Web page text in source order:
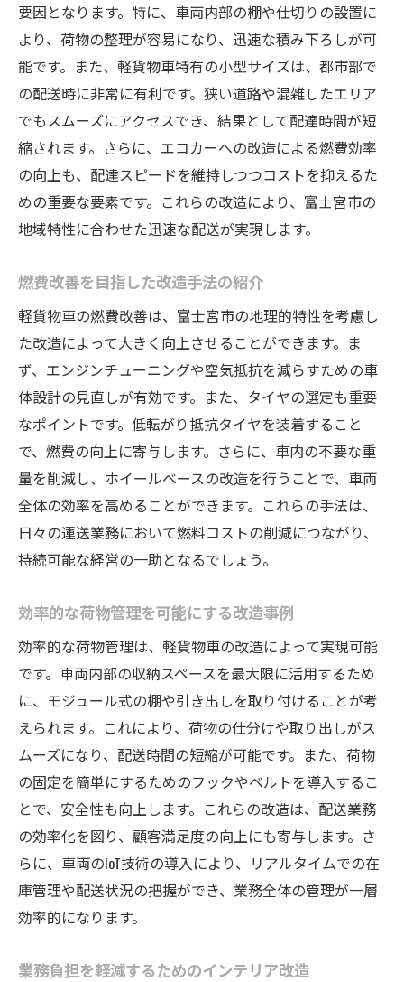
要因となります。特に、車両内部の棚や仕切りの設置に
より、荷物の整理が容易になり、迅速な積み下ろしが可
能です。また、軽貨物車特有の小型サイズは、都市部で
の配送時に非常に有利です。狭い道路や混雑したエリア
でもスムーズにアクセスでき、結果として配達時間が短
縮されます。さらに、エコカーへの改造による燃費効率
の向上も、配達スピードを維持しつつコストを抑えるた
めの重要な要素です。これらの改造により、富士宮市の
地域特性に合わせた迅速な配送が実現します。
燃費改善を目指した改造手法の紹介
軽貨物車の燃費改善は、富士宮市の地理的特性を考慮し
た改造によって大きく向上させることができます。ま
ず、エンジンチューニングや空気抵抗を減らすための車
体設計の見直しが有効です。また、タイヤの選定も重要
なポイントです。低転がり抵抗タイヤを装着すること
で、燃費の向上に寄与します。さらに、車内の不要な重
量を削減し、ホイールベースの改造を行うことで、車両
全体の効率を高めることができます。これらの手法は、
日々の運送業務において燃料コストの削減につながり、
持続可能な経営の一助となるでしょう。
効率的な荷物管理を可能にする改造事例
効率的な荷物管理は、軽貨物車の改造によって実現可能
です。車両内部の収納スペースを最大限に活用するため
に、モジュール式の棚や引き出しを取り付けることが考
えられます。これにより、荷物の仕分けや取り出しがス
ムーズになり、配送時間の短縮が可能です。また、荷物
の固定を簡単にするためのフックやベルトを導入するこ
とで、安全性も向上します。これらの改造は、配送業務
の効率化を図り、顧客満足度の向上にも寄与します。さ
らに、車両のIoT技術の導入により、リアルタイムでの在
庫管理や配送状況の把握ができ、業務全体の管理が一層
効率的になります。
業務負担を軽減するためのインテリア改造